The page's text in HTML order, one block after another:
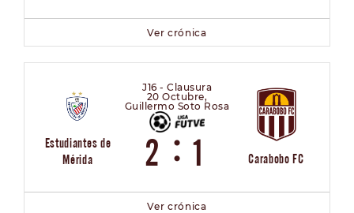
Ver crónica
Estudiantes de
Mérida
J16 - Clausura
20 Octubre,
Guillermo Soto Rosa
2 : 1 Carabobo FC
Ver crónica